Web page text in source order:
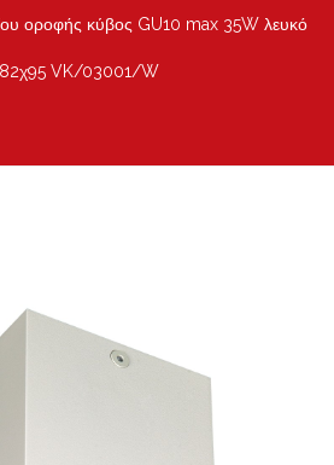
οροφής κύβος GU10 max 35W λευκό
VK/03001/W